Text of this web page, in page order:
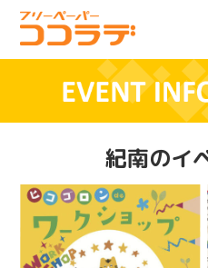
紀南のイ